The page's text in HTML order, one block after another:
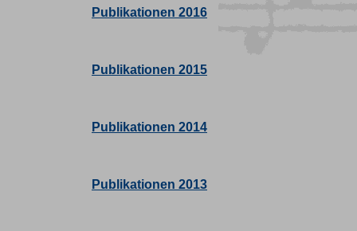
Publikationen 2016
Publikationen 2015
Publikationen 2014
Publikationen 2013